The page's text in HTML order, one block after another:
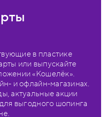
в пластике
или выпускайте
«Кошелёк».
и офлайн-магазинах.
актуальные акции
выгодного шопинга